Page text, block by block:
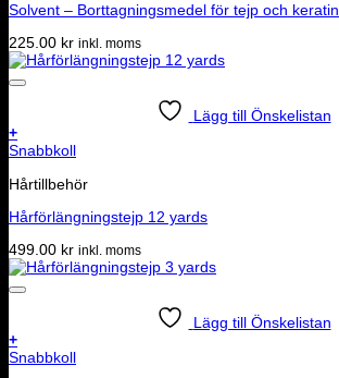
Solvent – Borttagningsmedel för tejp och keratin
225.00 kr inkl. moms
Lägg till Önskelistan
+
Snabbkoll
Hårtillbehör
Hårförlängningstejp 12 yards
499.00 kr inkl. moms
Lägg till Önskelistan
+
Snabbkoll